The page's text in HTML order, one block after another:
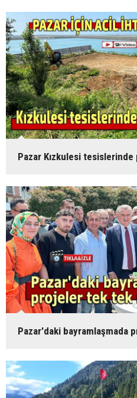
Pazar Kızkulesi tesislerinde
Pazar'daki bayramlaşmada